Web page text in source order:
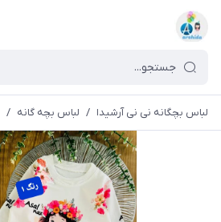
لباس بچگانه نی نی آرشیدا / لباس بچه گانه /